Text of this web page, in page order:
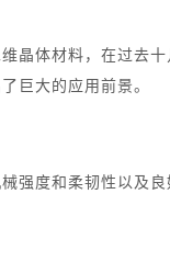
晶体材料，在过去
巨大的应用前景。
强度和柔韧性以及